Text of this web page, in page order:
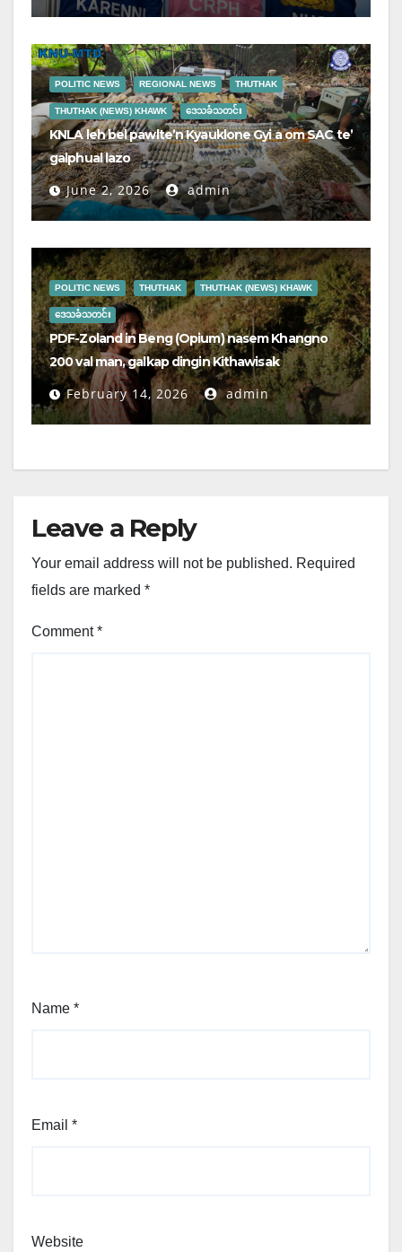
POLITIC NEWS REGIONAL NEWS THUTHAK
THUTHAK (NEWS) KHAWK ဒေသခံသတင်း
KNLA leh bel pawlte’n Kyauklone Gyi a om SAC te’
galphual lazo
June 2, 2026 admin
POLITIC NEWS THUTHAK THUTHAK (NEWS) KHAWK
ဒေသခံသတင်း
PDF-Zoland in Beng (Opium) nasem Khangno
200 val man, galkap dingin Kithawisak
February 14, 2026 admin
Leave a Reply
Your email address will not be published. Required
fields are marked *
Comment*
Name *
Email *
Website